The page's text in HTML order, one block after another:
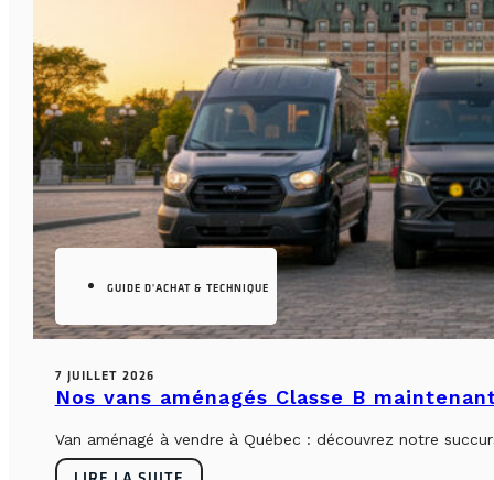
GUIDE D'ACHAT & TECHNIQUE
7 JUILLET 2026
Nos vans aménagés Classe B
Van aménagé à vendre à Québec : découvrez notre